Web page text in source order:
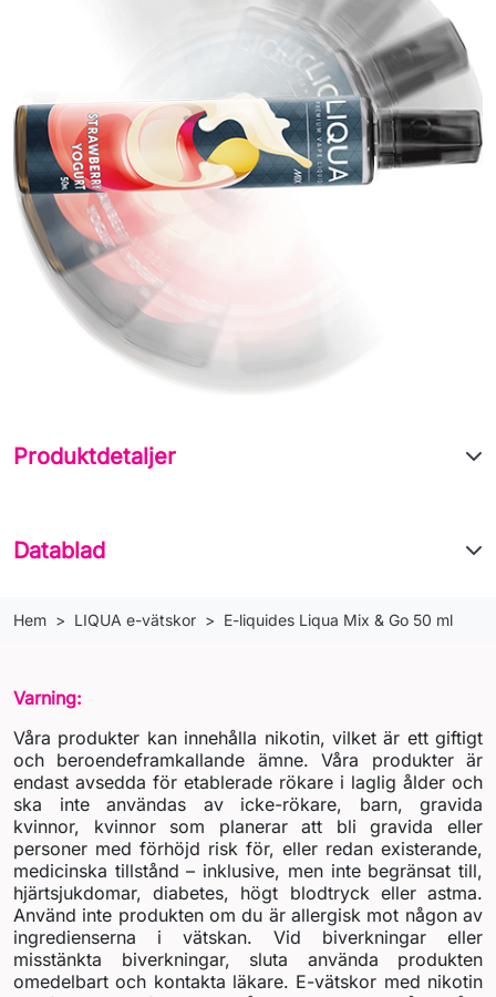
Produktdetaljer
Datablad
Hem LIQUA e-vätskor E-liquides Liqua Mix & Go 50 ml
Varning:
Våra produkter kan innehålla nikotin, vilket är ett giftigt
och beroendeframkallande ämne. Våra produkter är
endast avsedda för etablerade rökare i laglig ålder och
ska inte användas av icke-rökare, barn, gravida
kvinnor, kvinnor som planerar att bli gravida eller
personer med förhöjd risk för, eller redan existerande,
medicinska tillstånd – inklusive, men inte begränsat till,
hjärtsjukdomar, diabetes, högt blodtryck eller astma.
Använd inte produkten om du är allergisk mot någon av
ingredienserna i vätskan. Vid biverkningar eller
misstänkta biverkningar, sluta använda produkten
omedelbart och kontakta läkare. E-vätskor med nikotin